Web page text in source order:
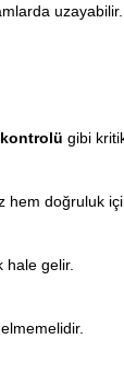
uzayabilir.
kontrolü gibi
hem doğruluk
hale gelir.